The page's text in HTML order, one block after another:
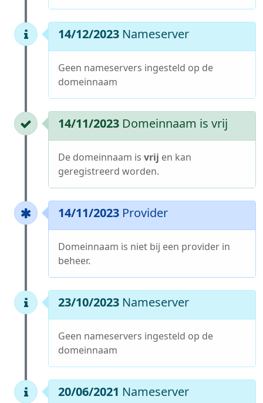
14/12/2023 Nameserver
Geen nameservers ingesteld op de
domeinnaam
14/11/2023 Domeinnaam is vrij
De domeinnaam is vrij en kan
geregistreerd worden.
14/11/2023 Provider
Domeinnaam is niet bij een provider in
beheer.
23/10/2023 Nameserver
Geen nameservers ingesteld op de
domeinnaam
20/06/2021 Nameserver